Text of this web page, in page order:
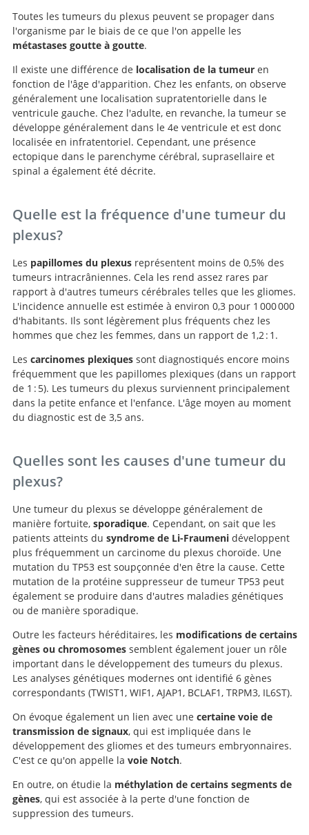
Toutes les tumeurs du plexus peuvent se propager dans
l'organisme par le biais de ce que l'on appelle les
métastases goutte à goutte.
Il existe une différence de localisation de la tumeuren
fonction de l'âge d'apparition. Chez les enfants, on observe
généralement une localisation supratentorielle dans le
ventricule gauche. Chez l'adulte, en revanche, la tumeur se
développe généralement dans le 4e ventricule et est donc
localisée en infratentoriel. Cependant, une présence
ectopique dans le parenchyme cérébral, suprasellaire et
spinal a également été décrite.
Quelle est la fréquence d'une tumeur du
plexus?
Les papillomes du plexusreprésentent moins de 0,5% des
tumeurs intracrâniennes. Cela les rend assez rares par
rapport à d'autres tumeurs cérébrales telles que les gliomes.
L'incidence annuelle est estimée à environ 0,3 pour 1 000 000
d'habitants. Ils sont légèrement plus fréquents chez les
hommes que chez les femmes, dans un rapport de 1,2 : 1.
Les carcinomes plexiquessont diagnostiqués encore moins
fréquemment que les papillomes plexiques (dans un rapport
de 1 : 5). Les tumeurs du plexus surviennent principalement
dans la petite enfance et l'enfance. L'âge moyen au moment
du diagnostic est de 3,5 ans.
Quelles sont les causes d'une tumeur du
plexus?
Une tumeur du plexus se développe généralement de
manière fortuite, sporadique. Cependant, on sait que les
patients atteints du syndrome de Li-Fraumenidéveloppent
plus fréquemment un carcinome du plexus choroïde. Une
mutation du TP53 est soupçonnée d'en être la cause. Cette
mutation de la protéine suppresseur de tumeur TP53 peut
également se produire dans d'autres maladies génétiques
ou de manière sporadique.
Outre les facteurs héréditaires, les modifications de certains
gènes ou chromosomessemblent également jouer un rôle
important dans le développement des tumeurs du plexus.
Les analyses génétiques modernes ont identifié 6 gènes
correspondants (TWIST1, WIF1, AJAP1, BCLAF1, TRPM3, IL6ST).
On évoque également un lien avec une certaine voie de
transmission de signaux, qui est impliquée dans le
développement des gliomes et des tumeurs embryonnaires.
C'est ce qu'on appelle la voie Notch.
En outre, on étudie la méthylation de certains segments de
gènes, qui est associée à la perte d'une fonction de
suppression des tumeurs.